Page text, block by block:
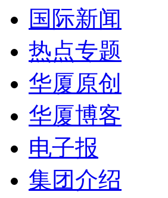
国际新闻
热点专题
华厦原创
华厦博客
电子报
集团介绍